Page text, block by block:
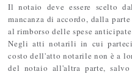
Il notaio deve essere scelto
mancanza di accordo, dalla
al rimborso delle spese
Negli atti notarili in cui
costo dell'atto notarile non è a
del notaio all'altra parte,